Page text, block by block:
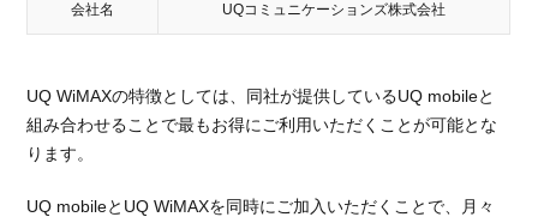
会社名 UQコミュニケーションズ株式会社
UQ WiMAXの特徴としては、同社が提供しているUQ mobileと
組み合わせることで最もお得にご利用いただくことが可能とな
ります。
UQ mobileとUQ WiMAXを同時にご加入いただくことで、月々